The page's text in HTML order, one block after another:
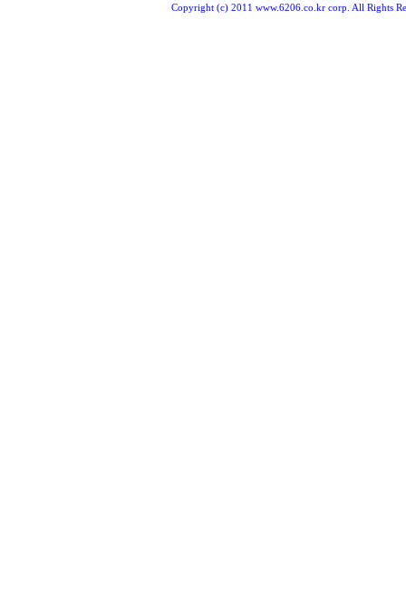
Copyright (c) 2011 www.6206.co.kr corp. All Rights